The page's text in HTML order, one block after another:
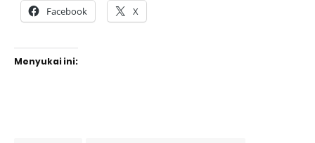
Facebook X
Menyukai ini: